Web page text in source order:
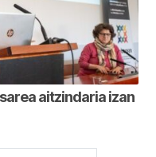
aitzindaria izan